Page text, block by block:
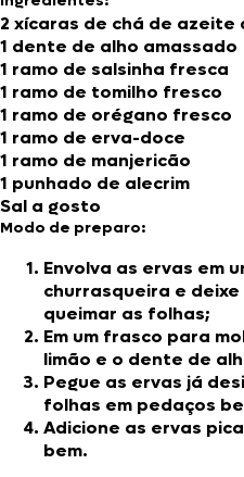
2 xícaras de chá de azeite
1 dente de alho amassado
1 ramo de salsinha fresca
1 ramo de tomilho fresco
1 ramo de orégano fresco
1 ramo de erva-doce
1 ramo de manjericão
1 punhado de alecrim
Sal a gosto
Modo de preparo:
Envolva as ervas em
churrasqueira e
queimar as folhas;
Em um frasco para
limão e o dente de
Pegue as ervas já
folhas em pedaços
Adicione as ervas
bem.